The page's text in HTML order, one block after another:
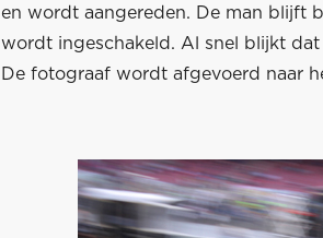
en wordt aangereden. De man blijft
wordt ingeschakeld. Al snel blijkt
De fotograaf wordt afgevoerd naar